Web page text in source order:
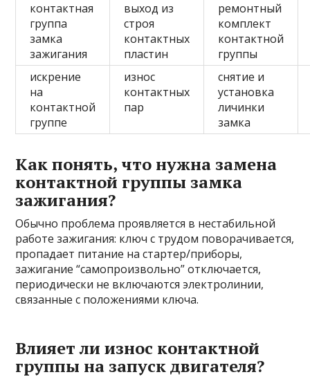
контактная
группа
замка
зажигания
выход из
строя
контактных
пластин
ремонтный
комплект
контактной
группы
искрение
на
контактной
группе
износ
контактных
пар
снятие и
установка
личинки
замка
Как понять, что нужна замена
контактной группы замка
зажигания?
Обычно проблема проявляется в нестабильной
работе зажигания: ключ с трудом поворачивается,
пропадает питание на стартер/приборы,
зажигание “самопроизвольно” отключается,
периодически не включаются электролинии,
связанные с положениями ключа.
Влияет ли износ контактной
группы на запуск двигателя?